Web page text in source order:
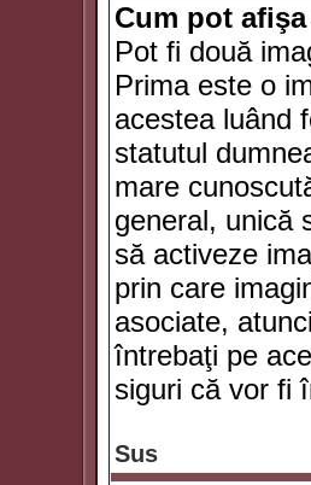
Cum pot
Pot fi două
Prima este o
acestea luând
statutul
mare
general, unică
să activeze
prin care
asociate,
întrebaţi pe
siguri că vor fi
Sus